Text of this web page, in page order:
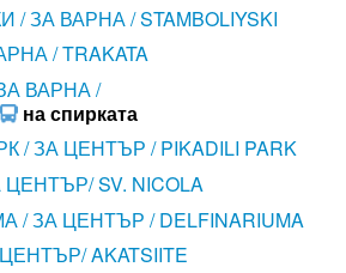
ЗА ВАРНА / STAMBOLIYSKI
/ TRAKATA
ВАРНА /
на спирката
/ ЗА ЦЕНТЪР / PIKADILI PARK
SV. NICOLA
ЗА ЦЕНТЪР / DELFINARIUMA
AKATSIITE